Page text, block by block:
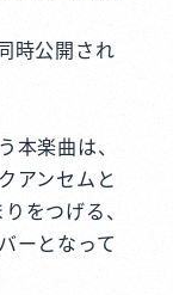
時公開され
本楽曲は、
アンセムと
をつげる、
ーとなって